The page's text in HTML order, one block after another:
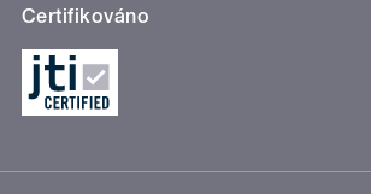
Certifikováno